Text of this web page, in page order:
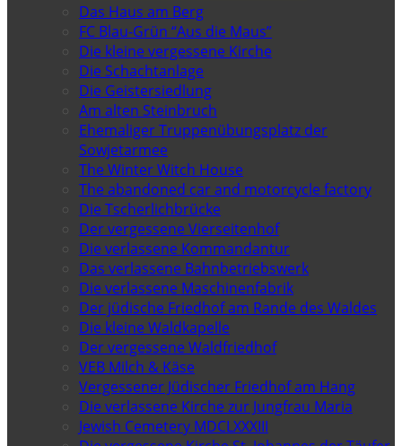
Das Haus am Berg
FC Blau-Grün “Aus die Maus”
Die kleine vergessene Kirche
Die Schachtanlage
Die Geistersiedlung
Am alten Steinbruch
Ehemaliger Truppenübungsplatz der
Sowjetarmee
The Winter Witch House
The abandoned car and motorcycle factory
Die Tscherlichbrücke
Der vergessene Vierseitenhof
Die verlassene Kommandantur
Das verlassene Bahnbetriebswerk
Die verlassene Maschinenfabrik
Der jüdische Friedhof am Rande des Waldes
Die kleine Waldkapelle
Der vergessene Waldfriedhof
VEB Milch & Käse
Vergessener Jüdischer Friedhof am Hang
Die verlassene Kirche zur Jungfrau Maria
Jewish Cemetery MDCLXXXIII